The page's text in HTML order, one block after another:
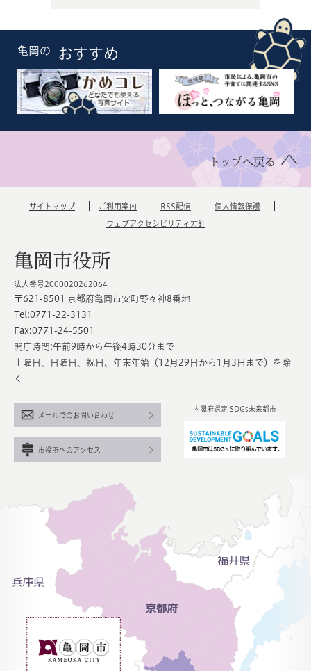
亀岡の おすすめ
トップへ戻る
サイトマップ ご利用案内 RSS配信 個人情報保護
ウェブアクセシビリティ方針
亀岡市役所
法人番号2000020262064
〒621-8501 京都府亀岡市安町野々神8番地
Tel:0771-22-3131
Fax:0771-24-5501
開庁時間:午前9時から午後4時30分まで
土曜日、日曜日、祝日、年末年始（12月29日から1月3日まで）を除
く
内閣府選定 SDGs未来都市
メールでのお問い合わせ
市役所へのアクセス